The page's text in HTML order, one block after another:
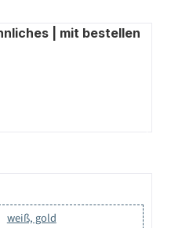
| mit bestellen
weiß, gold